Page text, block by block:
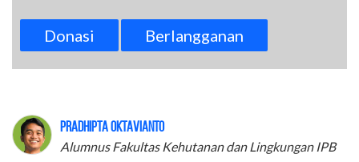
Donasi Berlangganan
Pradhipta Oktavianto
Alumnus Fakultas Kehutanan dan Lingkungan IPB